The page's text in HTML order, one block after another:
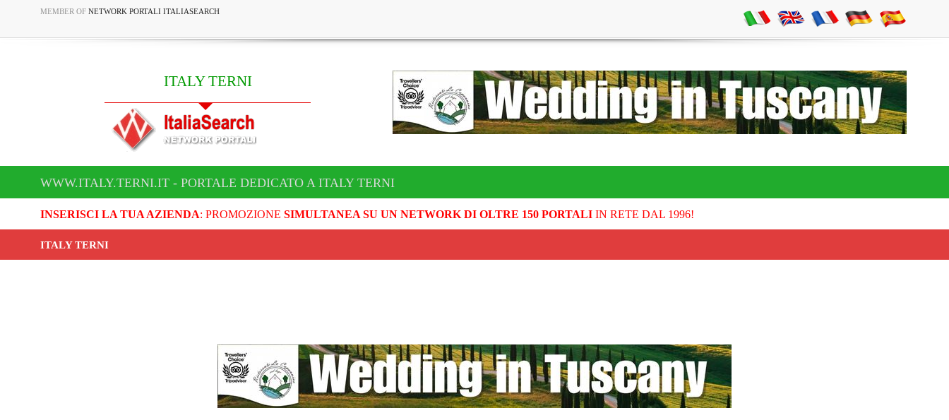
MEMBER OF NETWORK PORTALI ITALIASEARCH
ITALY TERNI
WWW.ITALY.TERNI.IT - PORTALE DEDICATO A ITALY TERNI
INSERISCI LA TUA AZIENDA: PROMOZIONE SIMULTANEA SU UN NETWORK DI OLTRE 150 PORTALIIN RETE DAL 1996!
ITALY TERNI